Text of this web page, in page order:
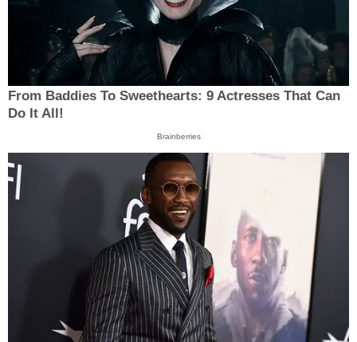
From Baddies To Sweethearts: 9 Actresses That Can
Do It All!
Brainberries